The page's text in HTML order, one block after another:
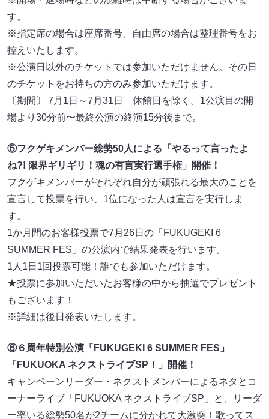
す。
※指定席の場合は座席番号、自由席の場合は整理番号をお
控えいたします。
※公演日以外のチケットでは参加いただけません。その日
のチケットをお持ちの方のみ参加いただけます。
〔期間〕 7月1日～7月31日 休館日を除く。1公演目の開
場より30分前〜最終公演の終演15分後まで。
⑤フクゲキメンバー総勢50人による「やるって言ったよ
ね?! 限界ギリギリ！魂の有言実行選手権」開催！
フクゲキメンバーがそれぞれ自分が頑張れる最大のことを
宣言して投票を行い、1位になった人は宣言を実行しま
す。
1か月間のお客様投票で7月26日の「FUKUGEKI 6
SUMMER FES」の公演内で結果発表を行います。
1人1日1回投票可能！誰でも参加いただけます。
★投票に参加いただいたお客様の中から抽選でプレゼント
もございます！
※詳細は後日発表いたします。
⑥６周年特別公演「FUKUGEKI 6 SUMMER FES」
「FUKUOKA ネクストライブSP！」開催！
キャンペーンリーダー・ネクストメンバーによるネタとコ
ーナーライブ「FUKUOKA ネクストライブSP」と、リーダ
ー率いる総勢50名が2チームに分かれて大激突！歌ってス